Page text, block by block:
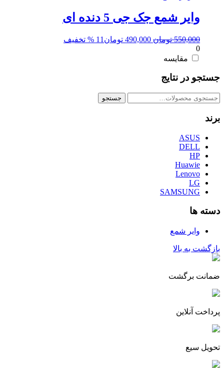
وایر شمع جک جی 5 دنده ای
550,000 تومان قیمت
490,000 تومان 11 % تخفیف
0
مقایسه
جستجو در نتایج
جستجو
جستجو
برند
ASUS
DELL
HP
Huawie
Lenovo
LG
SAMSUNG
دسته ها
وایر شمع
بازگشت به بالا
ضمانت برگشت
پرداخت آنلاین
تحویل سیع